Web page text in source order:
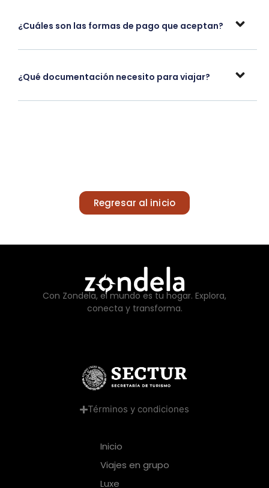
¿Cuáles son las formas de pago que aceptan?
¿Qué documentación necesito para viajar?
Regresar al inicio
Con Zondela, el mundo es tu hogar. Explora,
conecta y transforma.
Términos y condiciones
Inicio
Viajes en grupo
Luxe